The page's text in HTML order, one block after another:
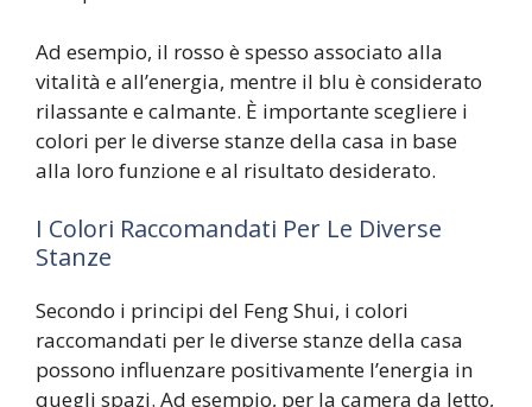
Ad esempio, il rosso è spesso associato alla
vitalità e all’energia, mentre il blu è considerato
rilassante e calmante. È importante scegliere i
colori per le diverse stanze della casa in base
alla loro funzione e al risultato desiderato.
I Colori Raccomandati Per Le Diverse
Stanze
Secondo i principi del Feng Shui, i colori
raccomandati per le diverse stanze della casa
possono influenzare positivamente l’energia in
quegli spazi. Ad esempio, per la camera da letto,